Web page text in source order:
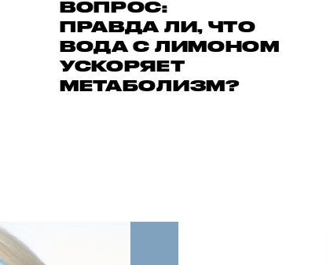
ВОПРОС:
ПРАВДА ЛИ, ЧТО
ВОДА С ЛИМОНОМ
УСКОРЯЕТ
МЕТАБОЛИЗМ?